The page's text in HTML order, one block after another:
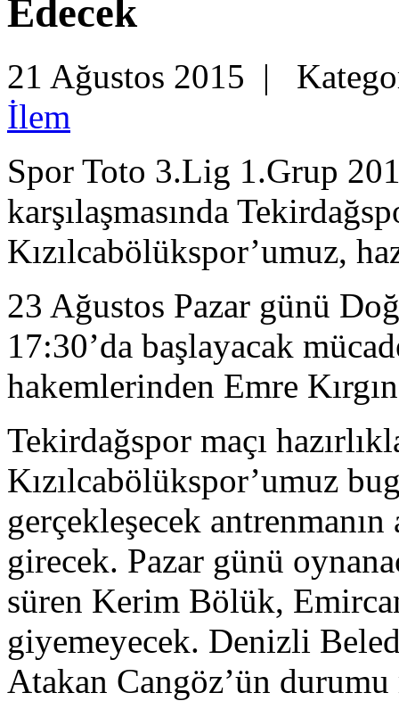
Edecek
21 Ağustos 2015 |
İlem
Spor Toto 3.Lig 1.Grup
karşılaşmasında
Kızılcabölükspor’umuz,
23 Ağustos Pazar günü
17:30’da başlayacak
hakemlerinden Emre
Tekirdağspor maçı
Kızılcabölükspor’umuz
gerçekleşecek
girecek. Pazar günü
süren Kerim Bölük,
giyemeyecek. Denizli
Atakan Cangöz’ün